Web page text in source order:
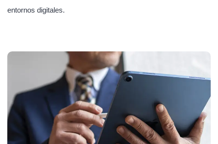
entornos digitales.